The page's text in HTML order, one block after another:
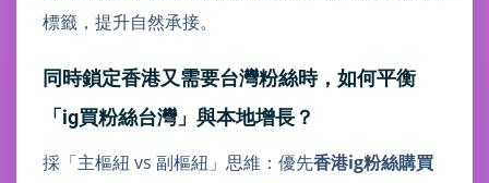
標籤，提升自然承接。
同時鎖定香港又需要台灣粉絲時，如何平衡
「ig買粉絲台灣」與本地增長？
採「主樞紐 vs 副樞紐」思維：優先香港ig粉絲購買